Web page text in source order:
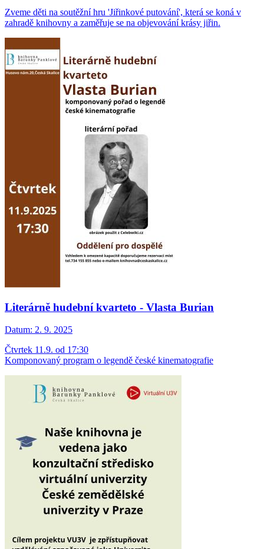
Zveme děti na soutěžní hru 'Jiřinkové putování', která se koná v
zahradě knihovny a zaměřuje se na objevování krásy jiřin.
Literárně hudební kvarteto - Vlasta Burian
Datum: 2. 9. 2025
Čtvrtek 11.9. od 17:30
Komponovaný program o legendě české kinematografie